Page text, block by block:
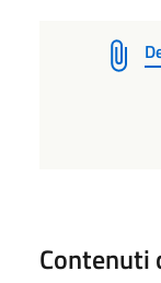
Contenuti